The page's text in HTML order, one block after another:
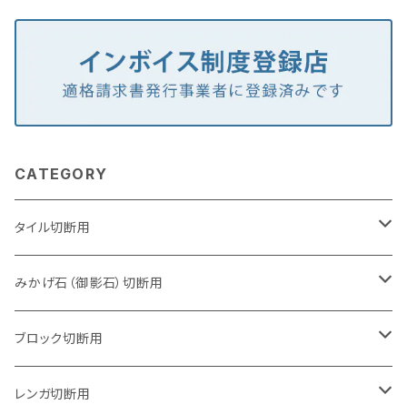
CATEGORY
タイル切断用
105mm（4インチ）
125mm（5インチ）
グラインダー取付用
みかげ石（御影石）切断用
105mm（4インチ）
セグメントタイプ
125mm（5インチ）
ブロック切断用
105mm（4インチ）
レンガ切断用